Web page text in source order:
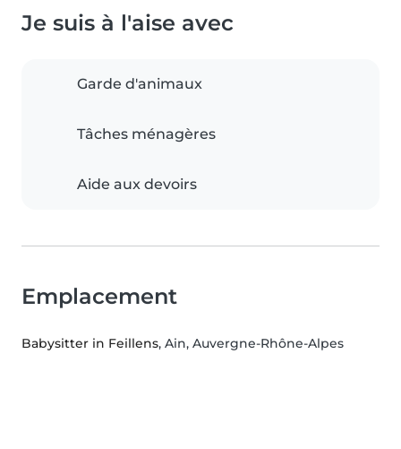
Je suis à l'aise avec
Garde d'animaux
Tâches ménagères
Aide aux devoirs
Emplacement
Babysitter in Feillens, Ain, Auvergne-Rhône-Alpes